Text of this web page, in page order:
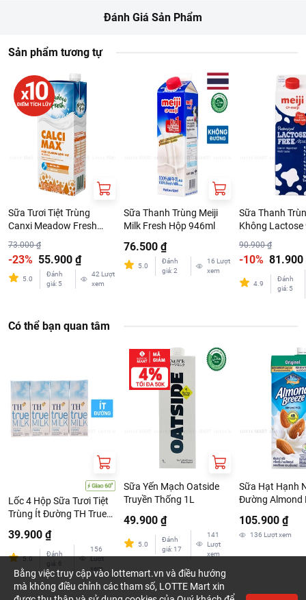
Đánh Giá Sản Phẩm
Sản phẩm tương tự
Sữa Tươi Tiệt Trùng
Canxi Meadow Fresh
73.000 ₫
-23% 55.900 ₫
5.0
Đánh
giá: 5
42 Lượt
xem
Sữa Thanh Trùng Meiji
Milk Fresh Hộp 946ml
76.500 ₫
5.0
Đánh
giá:2
16 Lượt
xem
Sữa Thanh
Không Lactose
90.900 ₫
-10% 81.900
4.9
Đánh
giá: 5
Có thể bạn quan tâm
Lốc 4 Hộp Sữa Tươi Tiệt
Trùng Ít Đường TH True
39.900 ₫
5.0
Đánh
giá 6
156
Lượt
xem
Sữa Yến Mạch Oatside
Truyền Thống 1L
49.900 ₫
5.0
Đánh
giá: 17
141
Lượt
xem
Sữa Hạt Hạnh
Đường Almond
946ml
105.900 ₫
136 Lượt xem
Bằng việc truy cập vào lottemart.vn và điều hướng
mà không điều chỉnh các tham số, LOTTE Mart xin